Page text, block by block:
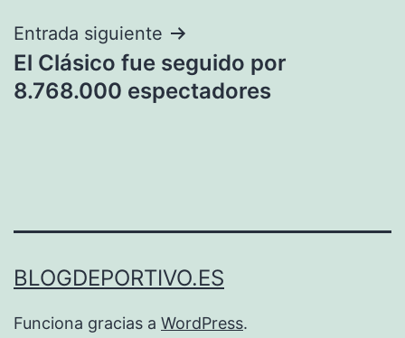
Entrada siguiente
El Clásico fue seguido por
8.768.000 espectadores
BLOGDEPORTIVO.ES
Funciona gracias a WordPress.